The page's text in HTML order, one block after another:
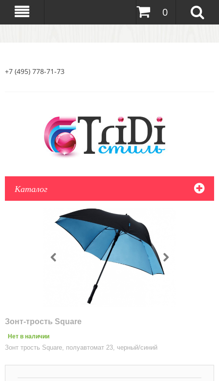
0
+7 (495) 778-71-73
Каталог
Зонт-трость Square
Нет в наличии
Зонт трость Square, полуавтомат 23, черный/синий